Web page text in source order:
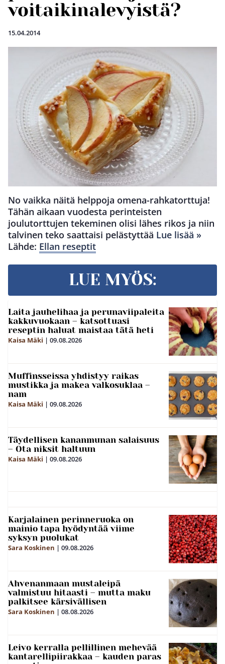
voitaikinalevyistä?
15.04.2014
No vaikka näitä helppoja omena-rahkatorttuja!
Tähän aikaan vuodesta perinteisten
joulutorttujen tekeminen olisi lähes rikos ja niin
talvinen teko saattaisi pelästyttää Lue lisää »
Lähde: Ellan reseptit
LUE MYÖS:
Laita jauhelihaa ja perunaviipaleita
kakkuvuokaan – katsottuasi
reseptin haluat maistaa tätä heti
Kaisa Mäki | 09.08.2026
Muffinsseissa yhdistyy raikas
mustikka ja makea valkosuklaa –
nam
Kaisa Mäki | 09.08.2026
Täydellisen kananmunan salaisuus
– Ota niksit haltuun
Kaisa Mäki | 09.08.2026
Karjalainen perinneruoka on
mainio tapa hyödyntää viime
syksyn puolukat
Sara Koskinen | 09.08.2026
Ahvenanmaan mustaleipä
valmistuu hitaasti – mutta maku
palkitsee kärsivällisen
Sara Koskinen | 08.08.2026
Leivo kerralla pellillinen mehevää
kantarellipiirakkaa – kauden paras